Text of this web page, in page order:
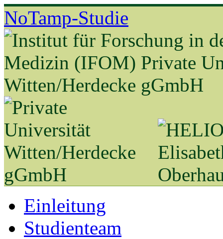
NoTamp-Studie
Einleitung
Studienteam